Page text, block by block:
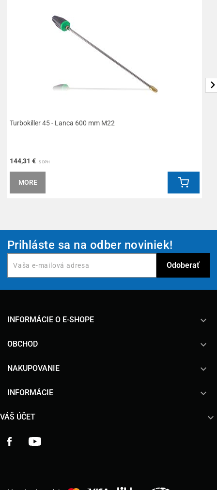
Turbokiller 45 - Lanca 600 mm M22
144,31 € S DPH
MORE
Prihláste sa na odber noviniek!
INFORMÁCIE O E-SHOPE keyboard_arrow_down
OBCHOD 
NAKUPOVANIE 
INFORMÁCIE 
VÁŠ ÚČET 
Facebook